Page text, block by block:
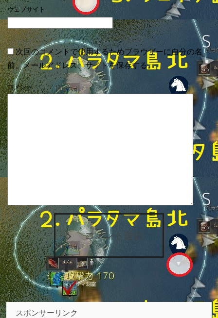
ウェブサイト
次回のコメントで使用するためブラウザーに自分の名
前、メールアドレス、サイトを保存する。
コメント
コメント送信
スポンサーリンク